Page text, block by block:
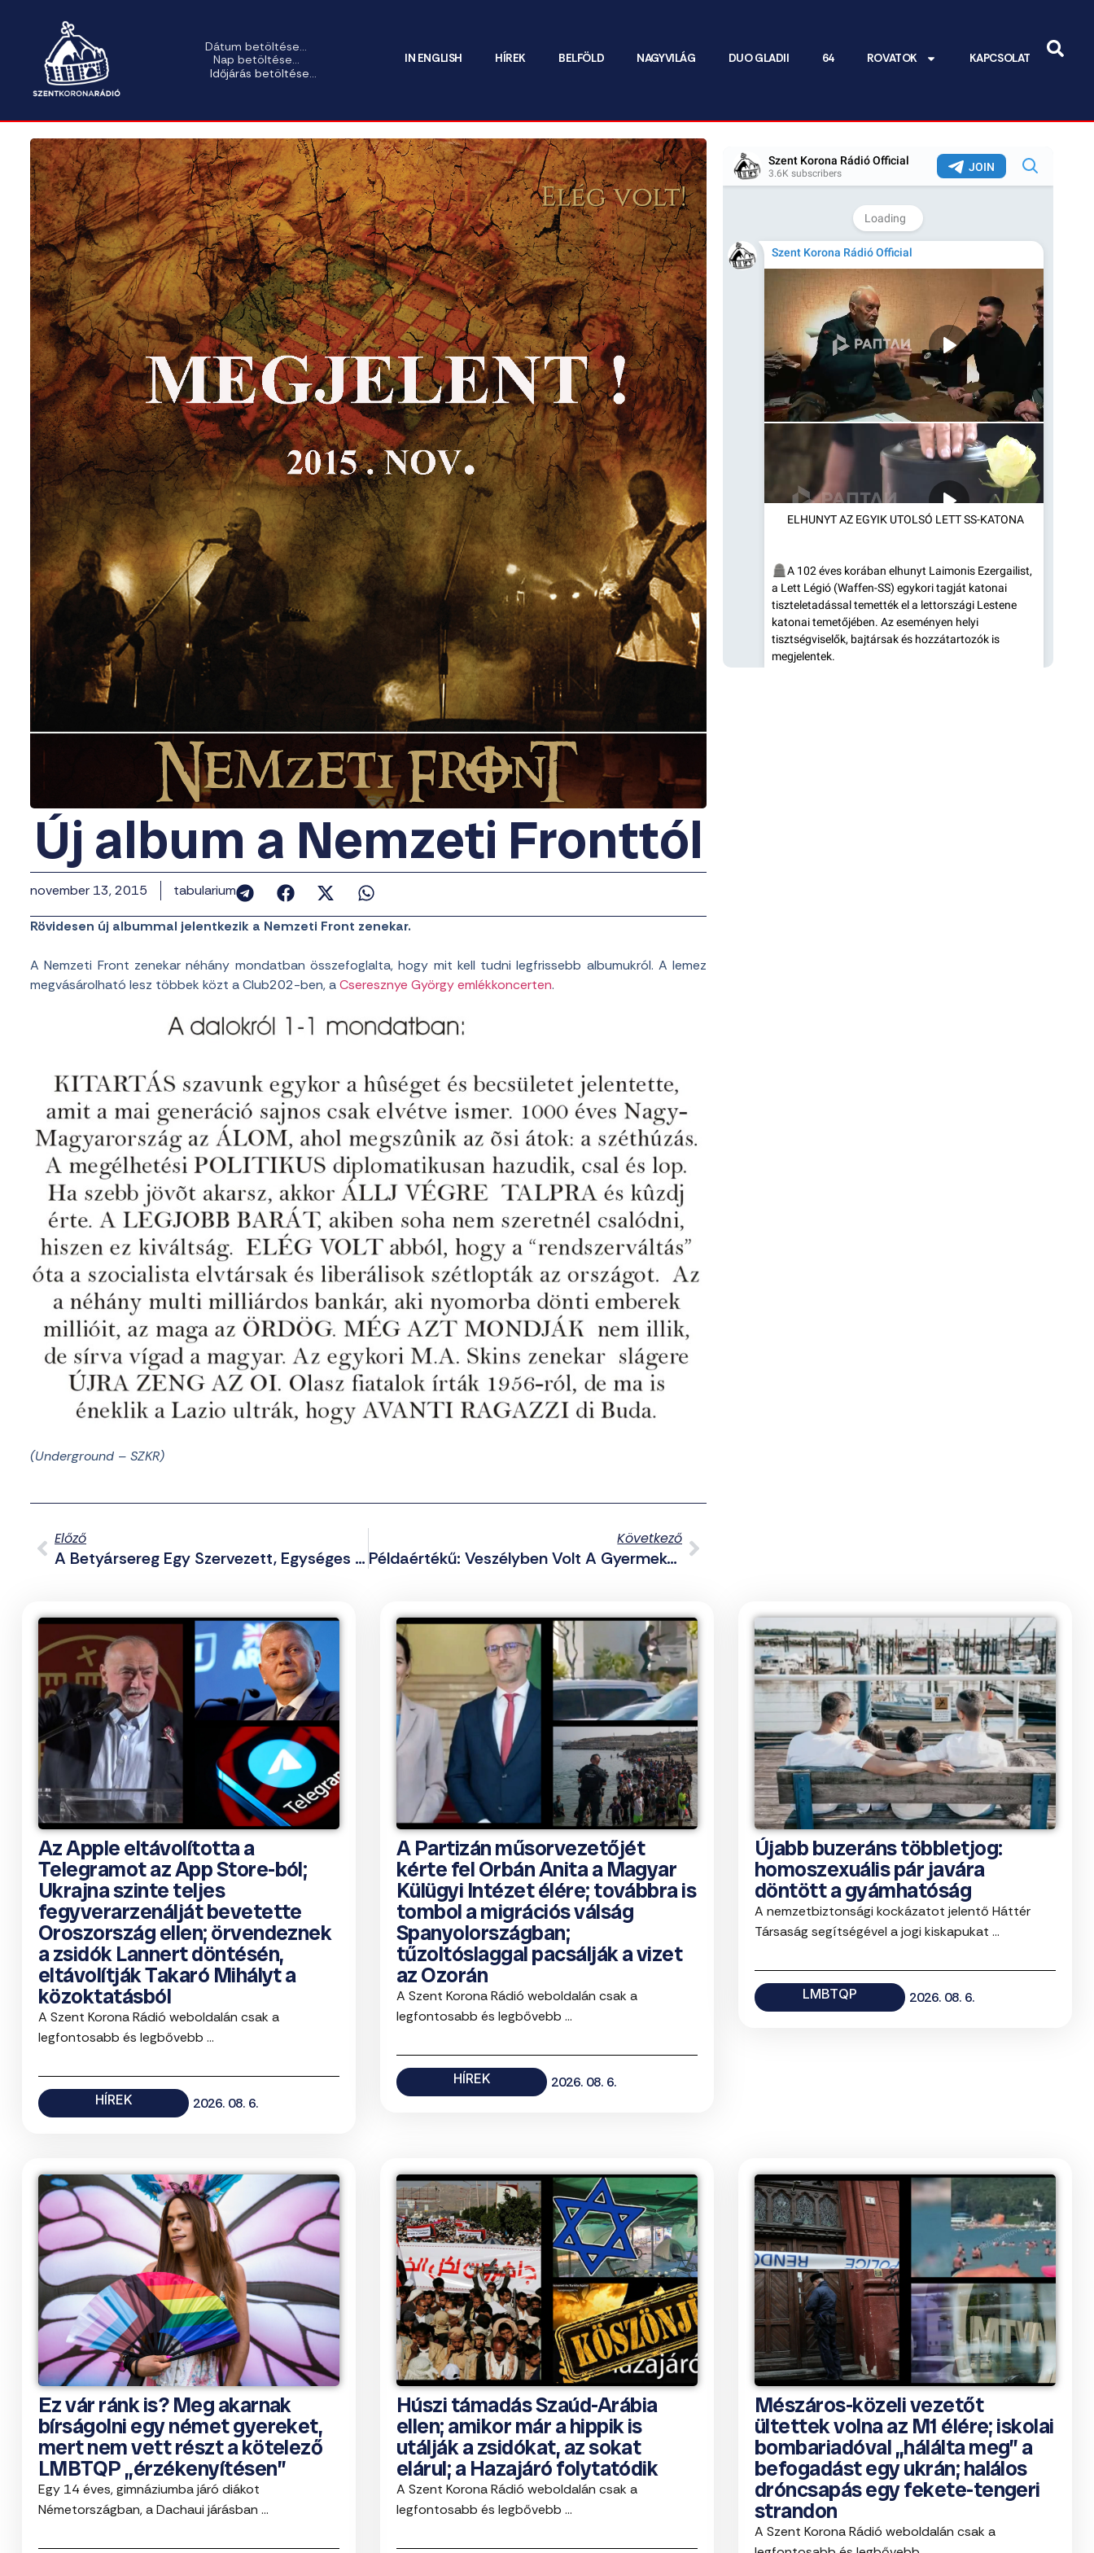
Dátum betöltése...
Nap betöltése...
Időjárás betöltése...
IN ENGLISH HÍREK BELFÖLD NAGYVILÁG DUO GLADII 64 ROVATOK KAPCSOLAT
Új album a Nemzeti Fronttól
november 13, 2015 tabularium
Rövidesen új albummal jelentkezik a Nemzeti Front zenekar.
A Nemzeti Front zenekar néhány mondatban összefoglalta, hogy mit kell tudni legfrissebb albumukról. A lemez
megvásárolható lesz többek közt a Club202-ben, aCseresznye György emlékkoncerten.
(Underground – SZKR)
Előző
A Betyársereg Egy Szervezett, Egységes Erő! – Interjú Mozgalmunk Ifjú Bajnokával
Következő
Példaértékű: Veszélyben Volt A Gyermeke, Azonnal Tüzet Nyitott
Az Apple eltávolította a
Telegramot az App Store-ból;
Ukrajna szinte teljes
fegyverarzenálját bevetette
Oroszország ellen; örvendeznek
a zsidók Lannert döntésén,
eltávolítják Takaró Mihályt a
közoktatásból
A Szent Korona Rádió weboldalán csak a
legfontosabb és legbővebb ...
HÍREK 2026. 08. 6.
A Partizán műsorvezetőjét
kérte fel Orbán Anita a Magyar
Külügyi Intézet élére; továbbra is
tombol a migrációs válság
Spanyolországban;
tűzoltóslaggal pacsálják a vizet
az Ozorán
A Szent Korona Rádió weboldalán csak a
legfontosabb és legbővebb ...
HÍREK 2026. 08. 6.
Újabb buzeráns többletjog:
homoszexuális pár javára
döntött a gyámhatóság
A nemzetbiztonsági kockázatot jelentő Háttér
Társaság segítségével a jogi kiskapukat ...
LMBTQP 2026. 08. 6.
Ez vár ránk is? Meg akarnak
bírságolni egy német gyereket,
mert nem vett részt a kötelező
LMBTQP „érzékenyítésen”
Egy 14 éves, gimnáziumba járó diákot
Németországban, a Dachaui járásban ...
Húszi támadás Szaúd-Arábia
ellen; amikor már a hippik is
utálják a zsidókat, az sokat
elárul; a Hazajáró folytatódik
A Szent Korona Rádió weboldalán csak a
legfontosabb és legbővebb ...
Mészáros-közeli vezetőt
ültettek volna az M1 élére; iskolai
bombariadóval „hálálta meg” a
befogadást egy ukrán; halálos
dróncsapás egy fekete-tengeri
strandon
A Szent Korona Rádió weboldalán csak a